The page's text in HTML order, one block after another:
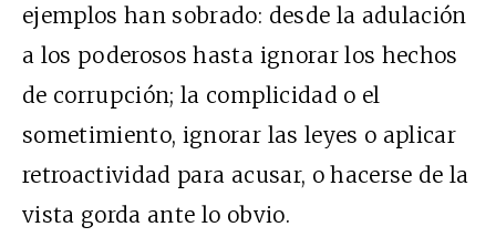
ejemplos han sobrado: desde la adulación
a los poderosos hasta ignorar los hechos
de corrupción; la complicidad o el
sometimiento, ignorar las leyes o aplicar
retroactividad para acusar, o hacerse de la
vista gorda ante lo obvio.